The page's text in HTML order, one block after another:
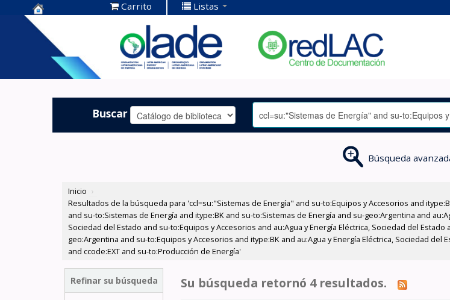
Centro de
Documentación
OLADE -
Carrito Listas
Buscar
Búsqueda
Inicio ›
Resultados de la búsqueda para 'ccl=su:"Sistemas de Energía" and su-to:Equipos y Accesorios and
and su-to:Sistemas de Energía and itype:BK and su-to:Sistemas de Energía and su-geo:Argentina and
Sociedad del Estado and su-to:Equipos y Accesorios and au:Agua y Energía Eléctrica, Sociedad del
geo:Argentina and su-to:Equipos y Accesorios and itype:BK and au:Agua y Energía Eléctrica, Sociedad
and ccode:EXT and su-to:Producción de Energía'
Refinar su búsqueda Su búsqueda retornó 4 resultados.